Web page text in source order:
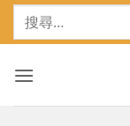
Skip
鍵